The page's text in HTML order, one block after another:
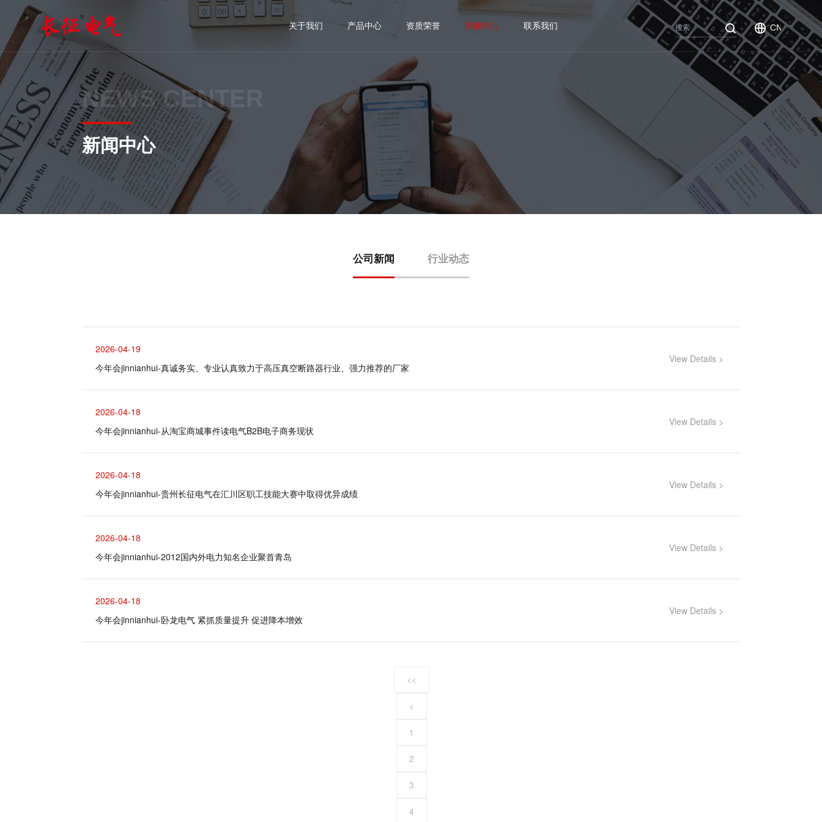
关于我们 产品中心 资质荣誉 新闻中心 联系我们 CN
NEWS CENTER
新闻中心
公司新闻 行业动态
2026-04-19
​今年会jinnianhui-真诚务实、专业认真致力于高压真空断路器行业、强力推荐的厂家
View Details >
2026-04-18
​今年会jinnianhui-从淘宝商城事件读电气B2B电子商务现状
View Details >
2026-04-18
​今年会jinnianhui-贵州长征电气在汇川区职工技能大赛中取得优异成绩
View Details >
2026-04-18
​今年会jinnianhui-2012国内外电力知名企业聚首青岛
View Details >
2026-04-18
​今年会jinnianhui-卧龙电气 紧抓质量提升 促进降本增效
View Details >
<<
<
1
2
3
4